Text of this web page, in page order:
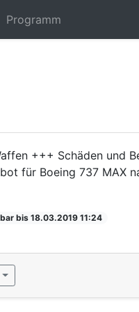
Programm
+++ Schäden und
für Boeing 737 MAX
bis 18.03.2019 11:24